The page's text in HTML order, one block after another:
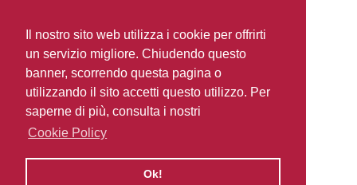
Il nostro sito web utilizza i cookie per offrirti
un servizio migliore. Chiudendo questo
banner, scorrendo questa pagina o
utilizzando il sito accetti questo utilizzo. Per
saperne di più, consulta i nostri
Cookie Policy
Ok!